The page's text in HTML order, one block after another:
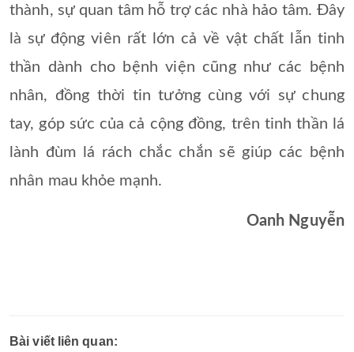
thành, sự quan tâm hỗ trợ các nhà hảo tâm. Đây
là sự động viên rất lớn cả về vật chất lẫn tinh
thần dành cho bệnh viện cũng như các bệnh
nhân, đồng thời tin tưởng cùng với sự chung
tay, góp sức của cả cộng đồng, trên tinh thần lá
lành đùm lá rách chắc chắn sẽ giúp các bệnh
nhân mau khỏe mạnh.
Oanh Nguyễn
Bài viết liên quan: